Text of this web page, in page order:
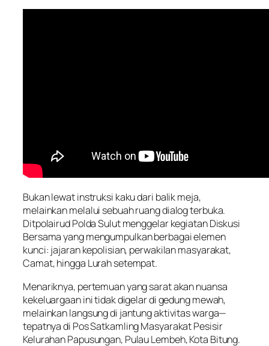
Bukan lewat instruksi kaku dari balik meja,
melainkan melalui sebuah ruang dialog terbuka.
Ditpolairud Polda Sulut menggelar kegiatan Diskusi
Bersama yang mengumpulkan berbagai elemen
kunci: jajaran kepolisian, perwakilan masyarakat,
Camat, hingga Lurah setempat.
Menariknya, pertemuan yang sarat akan nuansa
kekeluargaan ini tidak digelar di gedung mewah,
melainkan langsung di jantung aktivitas warga—
tepatnya di Pos Satkamling Masyarakat Pesisir
Kelurahan Papusungan, Pulau Lembeh, Kota Bitung.